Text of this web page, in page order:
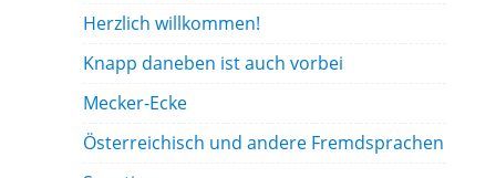
Herzlich willkommen!
Knapp daneben ist auch vorbei
Mecker-Ecke
Österreichisch und andere Fremdsprachen